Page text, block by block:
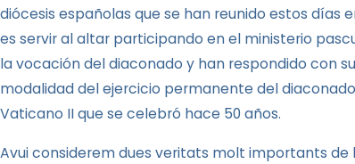
diócesis españolas que se han reunido estos días
es servir al altar participando en el ministerio
la vocación del diaconado y han respondido con
modalidad del ejercicio permanente del
Vaticano II que se celebró hace 50 años.
Avui considerem dues veritats molt importants